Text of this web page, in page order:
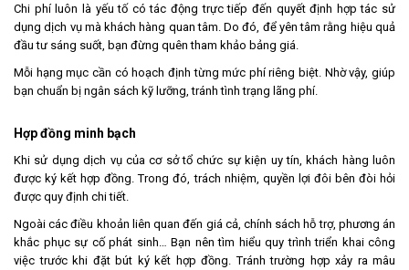
Chi phí luôn là yếu tố có tác động trực tiếp đến quyết định hợp tác sử
dụng dịch vụ mà khách hàng quan tâm. Do đó, để yên tâm rằng hiệu quả
đầu tư sáng suốt, bạn đừng quên tham khảo bảng giá.
Mỗi hạng mục cần có hoạch định từng mức phí riêng biệt. Nhờ vậy, giúp
bạn chuẩn bị ngân sách kỹ lưỡng, tránh tình trạng lãng phí.
Hợp đồng minh bạch
Khi sử dụng dịch vụ của cơ sở tổ chức sự kiện uy tín, khách hàng luôn
được ký kết hợp đồng. Trong đó, trách nhiệm, quyền lợi đôi bên đòi hỏi
được quy định chi tiết.
Ngoài các điều khoản liên quan đến giá cả, chính sách hỗ trợ, phương án
khắc phục sự cố phát sinh… Bạn nên tìm hiểu quy trình triển khai công
việc trước khi đặt bút ký kết hợp đồng. Tránh trường hợp xảy ra mâu